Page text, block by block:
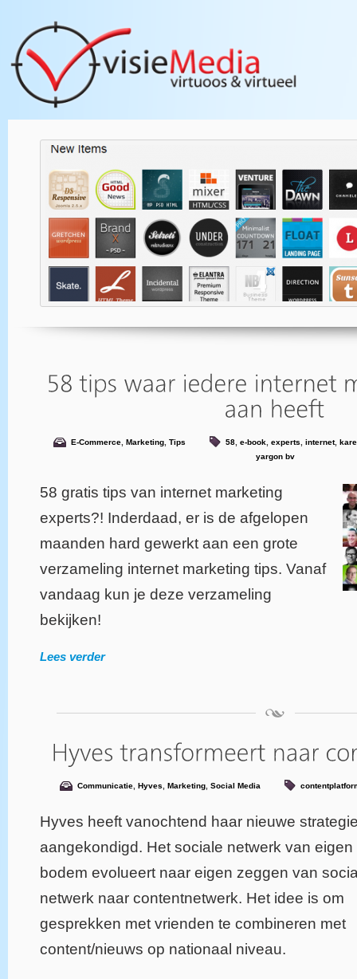
WordpPress Themes |Lees
E-Commerce, Marketing, Tips 58, e-book, experts internet,
yargon bv
58 gratis tips van internet marketing
experts?! Inderdaad, er is de afgelopen
maanden hard gewerkt aan een grote
verzameling internet marketing tips. Vanaf
vandaag kun je deze verzameling
bekijken!
Lees verder
Communicatie Hyves Marketing Social Media
Hyves heeft vanochtend haar nieuwe
aangekondigd. Het sociale netwerk van eigen
bodem evolueert naar eigen zeggen van
netwerk naar contentnetwerk. Het idee is om
gesprekken met vrienden te combineren met
content/nieuws op nationaal niveau.